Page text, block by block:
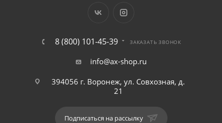
8 (800) 101-45-39 ЗАКАЗАТЬ ЗВОНОК
info@ax-shop.ru
394056 г. Воронеж, ул. Совхозная, д.
21
Подписаться на рассылку